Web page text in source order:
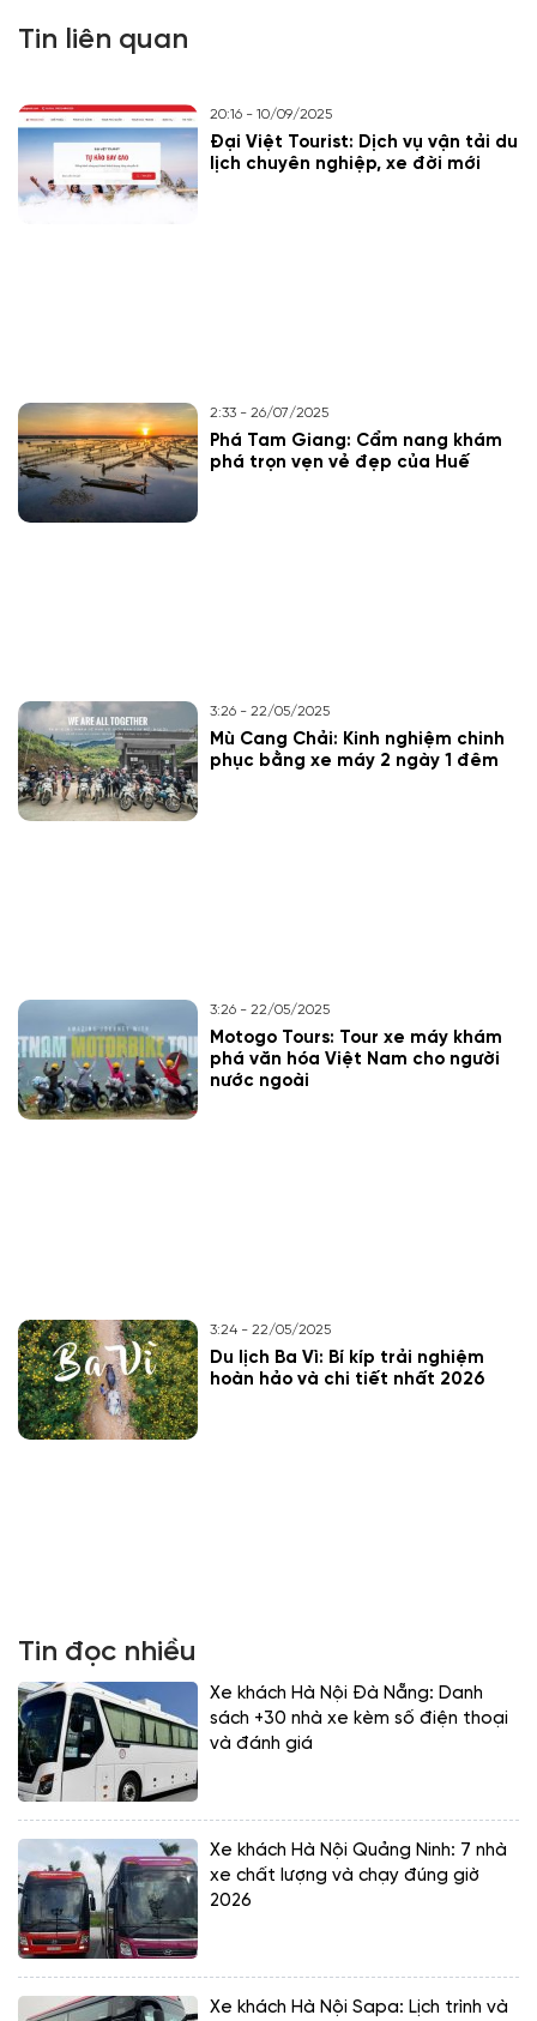
Tin đọc nhiều
Xe khách Hà Nội Đà Nẵng: Danh
sách +30 nhà xe kèm số điện thoại
và đánh giá
Xe khách Hà Nội Quảng Ninh: 7 nhà
xe chất lượng và chạy đúng giờ
2026
Xe khách Hà Nội Sapa: Lịch trình và
Tin liên quan
20:16 - 10/09/2025
Đại Việt Tourist: Dịch vụ vận tải du
lịch chuyên nghiệp, xe đời mới
2:33 - 26/07/2025
Phá Tam Giang: Cẩm nang khám
phá trọn vẹn vẻ đẹp của Huế
3:26 - 22/05/2025
Mù Cang Chải: Kinh nghiệm chinh
phục bằng xe máy 2 ngày 1 đêm
3:26 - 22/05/2025
Motogo Tours: Tour xe máy khám
phá văn hóa Việt Nam cho người
nước ngoài
3:24 - 22/05/2025
Du lịch Ba Vì: Bí kíp trải nghiệm
hoàn hảo và chi tiết nhất 2026